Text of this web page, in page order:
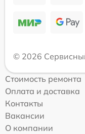
© 2026
Стоимость ремонта
Оплата и доставка
Контакты
Вакансии
О компании